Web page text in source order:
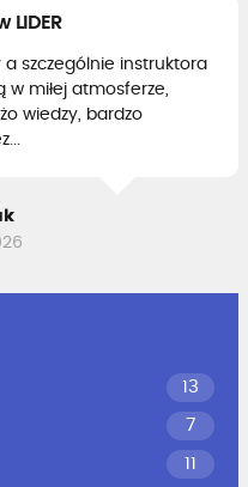
LIDER
a szczególnie instruktora
w miłej atmosferze,
wiedzy, bardzo
13
7
11